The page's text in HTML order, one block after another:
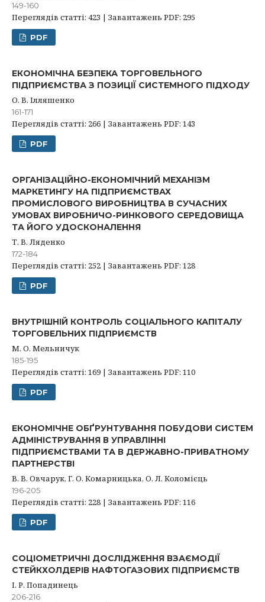
149-160
Переглядів статті: 423 | Завантажень PDF: 295
PDF
ЕКОНОМІЧНА БЕЗПЕКА ТОРГОВЕЛЬНОГО
ПІДПРИЄМСТВА З ПОЗИЦІЇ СИСТЕМНОГО ПІДХОДУ
О. В. Ілляшенко
161-171
Переглядів статті: 266 | Завантажень PDF: 143
PDF
ОРГАНІЗАЦІЙНО-ЕКОНОМІЧНИЙ МЕХАНІЗМ
МАРКЕТИНГУ НА ПІДПРИЄМСТВАХ
ПРОМИСЛОВОГО ВИРОБНИЦТВА В СУЧАСНИХ
УМОВАХ ВИРОБНИЧО-РИНКОВОГО СЕРЕДОВИЩА
ТА ЙОГО УДОСКОНАЛЕННЯ
Т. В. Ляденко
172-184
Переглядів статті: 252 | Завантажень PDF: 128
PDF
ВНУТРІШНІЙ КОНТРОЛЬ СОЦІАЛЬНОГО КАПІТАЛУ
ТОРГОВЕЛЬНИХ ПІДПРИЄМСТВ
М. О. Мельничук
185-195
Переглядів статті: 169 | Завантажень PDF: 110
PDF
ЕКОНОМІЧНЕ ОБҐРУНТУВАННЯ ПОБУДОВИ СИСТЕМ
АДМІНІСТРУВАННЯ В УПРАВЛІННІ
ПІДПРИЄМСТВАМИ ТА В ДЕРЖАВНО-ПРИВАТНОМУ
ПАРТНЕРСТВІ
В. В. Овчарук, Г. О. Комарницька, О. Л. Коломієць
196-205
Переглядів статті: 228 | Завантажень PDF: 116
PDF
СОЦІОМЕТРИЧНІ ДОСЛІДЖЕННЯ ВЗАЄМОДІЇ
СТЕЙКХОЛДЕРІВ НАФТОГАЗОВИХ ПІДПРИЄМСТВ
І. Р. Попадинець
206-216